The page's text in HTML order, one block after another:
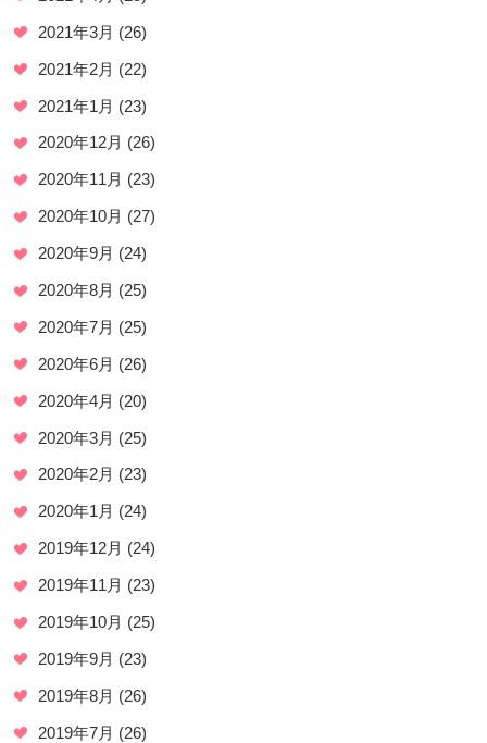
2021年3月 (26)
2021年2月 (22)
2021年1月 (23)
2020年12月 (26)
2020年11月 (23)
2020年10月 (27)
2020年9月 (24)
2020年8月 (25)
2020年7月 (25)
2020年6月 (26)
2020年4月 (20)
2020年3月 (25)
2020年2月 (23)
2020年1月 (24)
2019年12月 (24)
2019年11月 (23)
2019年10月 (25)
2019年9月 (23)
2019年8月 (26)
2019年7月 (26)